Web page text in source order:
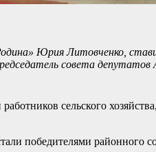
Юрия Литовченко,
совета депутатов
сельского
победителями